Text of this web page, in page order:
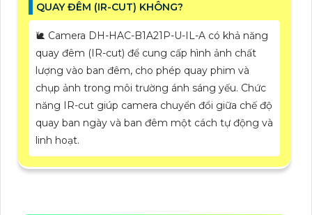
QUAY ĐÊM (IR-CUT) KHÔNG?
🐌 Camera DH-HAC-B1A21P-U-IL-A có khả năng
quay đêm (IR-cut) để cung cấp hình ảnh chất
lượng vào ban đêm, cho phép quay phim và
chụp ảnh trong môi trường ánh sáng yếu. Chức
năng IR-cut giúp camera chuyển đổi giữa chế độ
quay ban ngày và ban đêm một cách tự động và
linh hoạt.